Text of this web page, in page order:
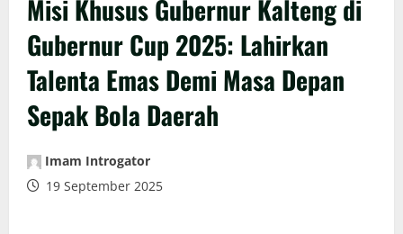
Misi Khusus Gubernur Kalteng di
Gubernur Cup 2025: Lahirkan
Talenta Emas Demi Masa Depan
Sepak Bola Daerah
Imam Introgator
19 September 2025